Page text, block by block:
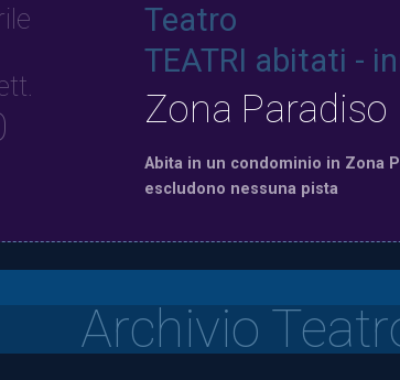
Teatro
TEATRI abitati -
Zona Paradiso
Abita in un condominio in Zona
escludono nessuna pista
Archivio